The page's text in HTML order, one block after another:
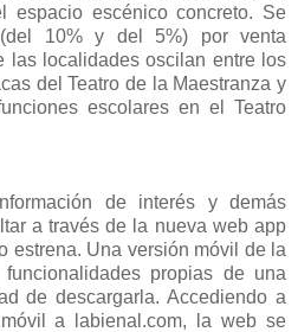
espacio escénico concreto. Se
(del 10% y del 5%) por venta
las localidades oscilan entre los
del Teatro de la Maestranza y
escolares en el Teatro
de interés y demás
a través de la nueva web app
estrena. Una versión móvil de la
propias de una
de descargarla. Accediendo a
a labienal.com, la web se